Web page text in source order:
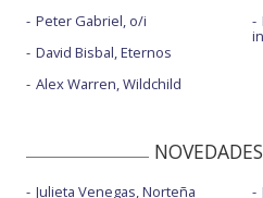
Peter Gabriel, o/i
David Bisbal, Eternos
Alex Warren, Wildchild
Julieta Venegas, Norteña